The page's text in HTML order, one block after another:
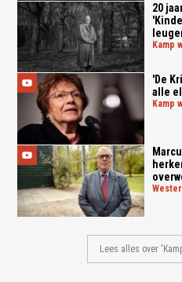
20
kamp
'De
alle
kamp
Lees alles over